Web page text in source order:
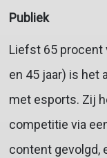
Publiek
Liefst 65 procent
en 45 jaar) is het
met esports. Zij
competitie via
content gevolgd,